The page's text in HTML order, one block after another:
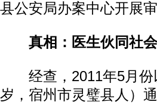
县公安局办案中心开展审
真相：医生伙同社
经查，2011年5月份
岁，宿州市灵璧县人）